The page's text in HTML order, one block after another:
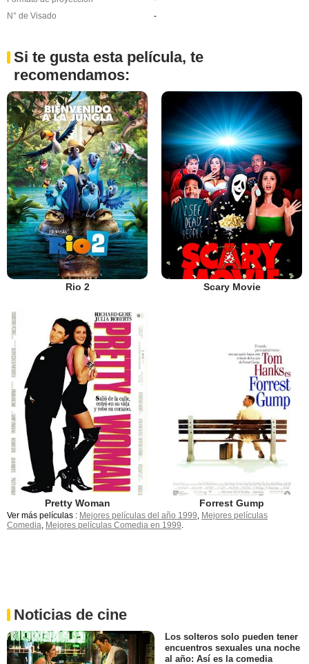
N° de Visado
-
Si te gusta esta película, te
recomendamos:
Rio 2 Scary Movie
Pretty Woman Forrest Gump
Ver más películas : Mejores películas del año 1999, Mejores películas
Comedia, Mejores películas Comedia en 1999.
Noticias de cine
Los solteros solo pueden tener
encuentros sexuales una noche
al año: Así es la comedia